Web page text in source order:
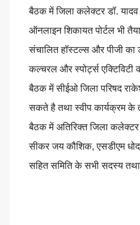
बैठक में जिला कलेक्टर डॉ. यादव
ऑनलाइन शिकायत पोर्टल भी
संचालित हॉस्टल्स और पीजी का
कल्चरल और स्पोर्ट्स एक्टिविटी
बैठक में सीईओ जिला परिषद
सकते है तथा स्वीप कार्यक्रम के
बैठक में अतिरिक्त जिला कलेक्टर
सीकर जय कौशिक, एसडीएम
सहित समिति के सभी सदस्य